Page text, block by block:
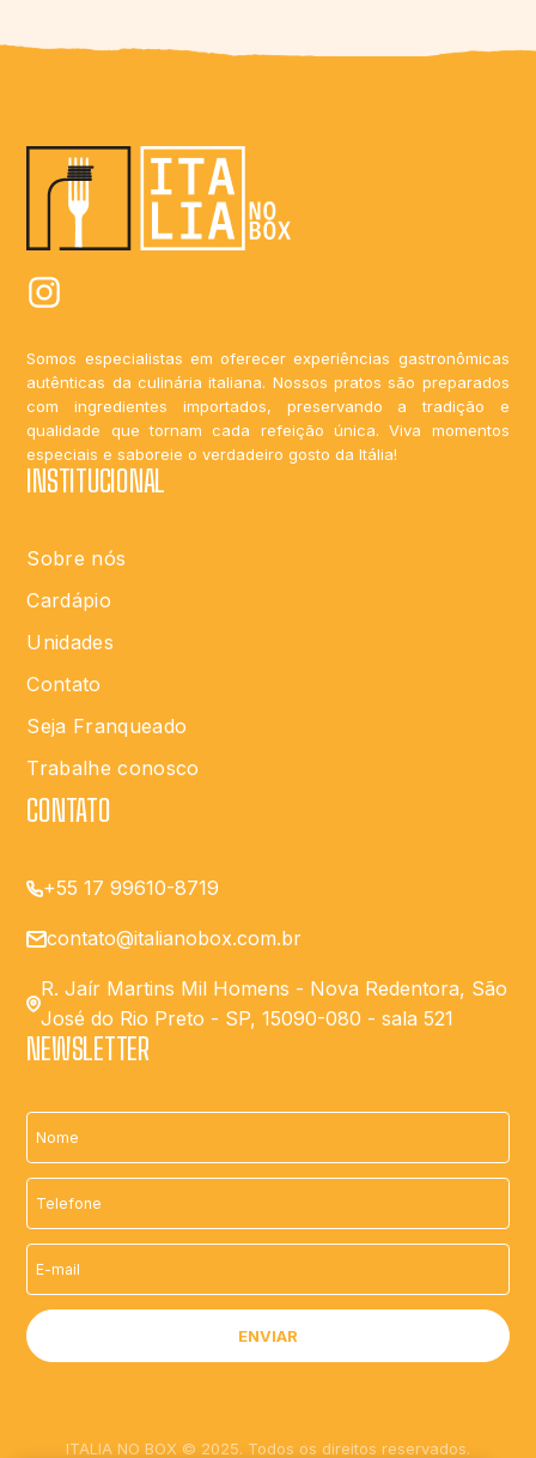
Somos especialistas em oferecer experiências gastronômicas
autênticas da culinária italiana. Nossos pratos são preparados
com ingredientes importados, preservando a tradição e
qualidade que tornam cada refeição única. Viva momentos
especiais e saboreie o verdadeiro gosto da Itália!
INSTITUCIONAL
Sobre nós
Cardápio
Unidades
Contato
Seja Franqueado
Trabalhe conosco
CONTATO
+55 17 99610-8719
contato@italianobox.com.br
R. Jaír Martins Mil Homens - Nova Redentora, São
José do Rio Preto - SP, 15090-080 - sala 521
NEWSLETTER
ITALIA NO BOX © 2025. Todos os direitos reservados.